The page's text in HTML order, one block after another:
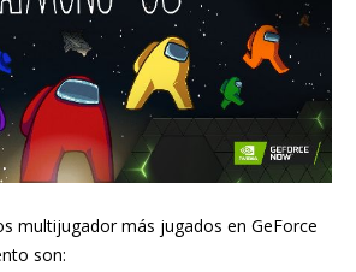
multijugador más jugados en GeForce
son: